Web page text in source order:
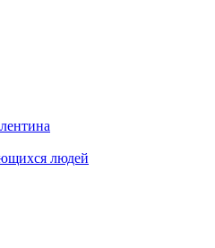
людей